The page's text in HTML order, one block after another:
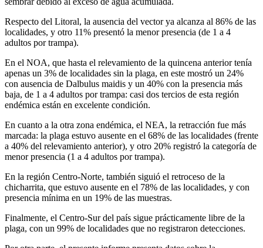
Respecto del Litoral, la ausencia del vector ya alcanza al 86% de las
localidades, y otro 11% presentó la menor presencia (de 1 a 4
adultos por trampa).
En el NOA, que hasta el relevamiento de la quincena anterior tenía
apenas un 3% de localidades sin la plaga, en este mostró un 24%
con ausencia de Dalbulus maidis y un 40% con la presencia más
baja, de 1 a 4 adultos por trampa: casi dos tercios de esta región
endémica están en excelente condición.
En cuanto a la otra zona endémica, el NEA, la retracción fue más
marcada: la plaga estuvo ausente en el 68% de las localidades (frente
a 40% del relevamiento anterior), y otro 20% registró la categoría de
menor presencia (1 a 4 adultos por trampa).
En la región Centro-Norte, también siguió el retroceso de la
chicharrita, que estuvo ausente en el 78% de las localidades, y con
presencia mínima en un 19% de las muestras.
Finalmente, el Centro-Sur del país sigue prácticamente libre de la
plaga, con un 99% de localidades que no registraron detecciones.